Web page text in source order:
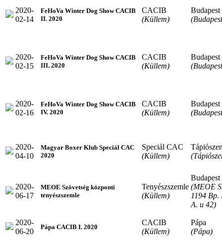
2020-
02-14
FeHoVa Winter Dog Show CACIB
II. 2020
CACIB
(Küllem)
Budapest
2020-
02-15
FeHoVa Winter Dog Show CACIB
III. 2020
CACIB
(Küllem)
Budapest
2020-
02-16
FeHoVa Winter Dog Show CACIB
IV. 2020
CACIB
(Küllem)
Budapest
2020-
04-10
Magyar Boxer Klub Speciál CAC
2020
Speciál CAC
(Küllem)
2020-
06-17
MEOE Szövetség központi
tenyészszemle
Tenyészszemle
(Küllem)
Budapest
(MEOE
1194
A. u 42)
2020-
06-20
Pápa CACIB I. 2020
CACIB
(Küllem)
Pápa
(Pápa)